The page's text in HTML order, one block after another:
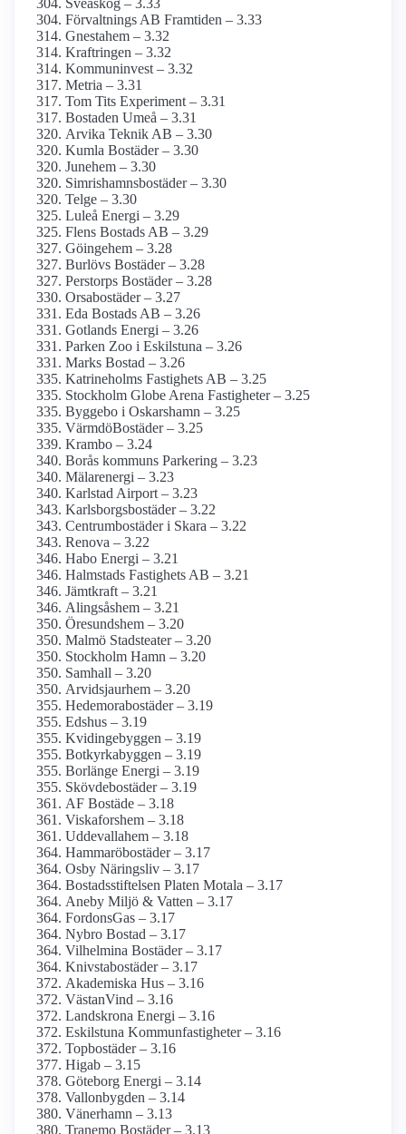
Sveaskog – 3.33
Förvaltnings AB Framtiden – 3.33
Gnestahem – 3.32
Kraftringen – 3.32
Kommuninvest – 3.32
Metria – 3.31
Tom Tits Experiment – 3.31
Bostaden Umeå – 3.31
Arvika Teknik AB – 3.30
Kumla Bostäder – 3.30
Junehem – 3.30
Simrishamnsbostäder – 3.30
Telge – 3.30
Luleå Energi – 3.29
Flens Bostads AB – 3.29
Göingehem – 3.28
Burlövs Bostäder – 3.28
Perstorps Bostäder – 3.28
Orsabostäder – 3.27
Eda Bostads AB – 3.26
Gotlands Energi – 3.26
Parken Zoo i Eskilstuna – 3.26
Marks Bostad – 3.26
Katrineholms Fastighets AB – 3.25
Stockholm Globe Arena Fastigheter – 3.25
Byggebo i Oskarshamn – 3.25
VärmdöBostäder – 3.25
Krambo – 3.24
Borås kommuns Parkering – 3.23
Mälarenergi – 3.23
Karlstad Airport – 3.23
Karlsborgsbostäder – 3.22
Centrumbostäder i Skara – 3.22
Renova – 3.22
Habo Energi – 3.21
Halmstads Fastighets AB – 3.21
Jämtkraft – 3.21
Alingsåshem – 3.21
Öresundshem – 3.20
Malmö Stadsteater – 3.20
Stockholm Hamn – 3.20
Samhall – 3.20
Arvidsjaurhem – 3.20
Hedemorabostäder – 3.19
Edshus – 3.19
Kvidingebyggen – 3.19
Botkyrkabyggen – 3.19
Borlänge Energi – 3.19
Skövdebostäder – 3.19
AF Bostäde – 3.18
Viskafors­hem – 3.18
Uddevallahem – 3.18
Hammaröbostäder – 3.17
Osby Näringsliv – 3.17
Bostadsstiftelsen Platen Motala – 3.17
Aneby Miljö & Vatten – 3.17
FordonsGas – 3.17
Nybro Bostad – 3.17
Vilhelmina Bostäder – 3.17
Knivstabostäder – 3.17
Akademiska Hus – 3.16
VästanVind – 3.16
Landskrona Energi – 3.16
Eskilstuna Kommunfastigheter – 3.16
Topbostäder – 3.16
Higab – 3.15
Göteborg Energi – 3.14
Vallonbygden – 3.14
Vänerhamn – 3.13
Tranemo Bostäder – 3.13